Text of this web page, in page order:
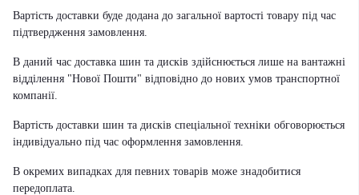
Вартість доставки буде додана до загальної вартості товару під час
підтвердження замовлення.
В даний час доставка шин та дисків здійснюється лише на вантажні
відділення "Нової Пошти" відповідно до нових умов транспортної
компанії.
Вартість доставки шин та дисків спеціальної техніки обговорюється
індивідуально під час оформлення замовлення.
В окремих випадках для певних товарів може знадобитися
передоплата.